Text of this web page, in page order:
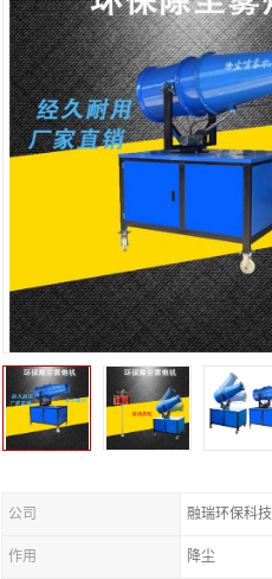
公司 融瑞环保科技
作用 降尘